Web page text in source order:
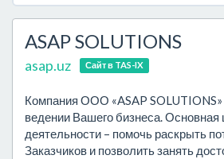
ASAP SOLUTIONS
asap.uz Сайт в TAS-IX
Компания ООО «ASAP
ведении Вашего бизнеса.
деятельности – помочь раскрыть
Заказчиков и позволить занять